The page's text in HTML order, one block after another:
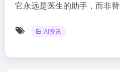
它永远是医生的助手，而非替
AI资讯